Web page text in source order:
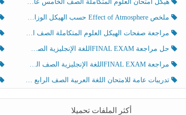
هيكل امتحان العلوم المتكاملة الصف الخامس عام الفصل الدراسي الثالث 2025-2026
ملخص Effect of Atmosphere حسب الهيكل الوزاري العلوم المتكاملة الصف الخامس انسبير الفصل الثالث
مراجعة صفحات الهيكل العلوم المتكاملة الصف الخامس انسبير الفصل الثالث
حل مراجعة FINAL EXAMاللغة الإنجليزية الصف الخامس الفصل الثالث
مراجعة FINAL EXAMاللغة الإنجليزية الصف الخامس الفصل الثالث
تدريبات عامة للامتحان اللغة العربية الصف الرابع الفصل الثالث
أكثر الملفات تحميلا